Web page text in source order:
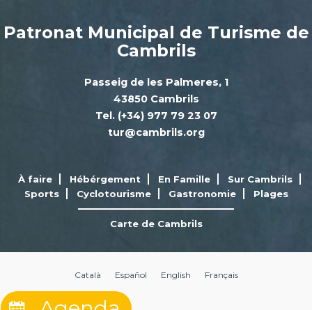
Patronat Municipal de Turisme de
Cambrils
Passeig de les Palmeres, 1
43850 Cambrils
Tel. (+34) 977 79 23 07
tur@cambrils.org
À faire Hébérgement En Famille
Sur Cambrils
Sports
Cyclotourisme Gastronomie Plages
Carte de Cambrils
Català Español English Français